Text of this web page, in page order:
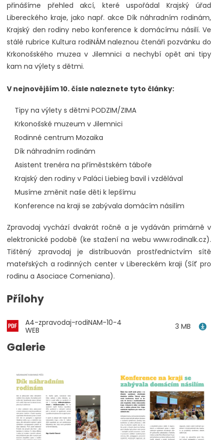
přinášíme přehled akcí, které uspořádal Krajský úřad
Libereckého kraje, jako např. akce Dík náhradním rodinám,
Krajský den rodiny nebo konference k domácímu násilí. Ve
stálé rubrice Kultura rodiNÁM naleznou čtenáři pozvánku do
Krkonošského muzea v Jilemnici a nechybí opět ani tipy
kam na výlety s dětmi.
V nejnovějším 10. čísle naleznete tyto články:
Tipy na výlety s dětmi PODZIM/ZIMA
Krkonošské muzeum v Jilemnici
Rodinné centrum Mozaika
Dík náhradním rodinám
Asistent trenéra na příměstském táboře
Krajský den rodiny v Paláci Liebieg bavil i vzdělával
Musíme změnit naše děti k lepšímu
Konference na kraji se zabývala domácím násilím
Zpravodaj vychází dvakrát ročně a je vydáván primárně v
elektronické podobě (ke stažení na webu www.rodinalk.cz).
Tištěný zpravodaj je distribuován prostřednictvím sítě
mateřských a rodinných center v Libereckém kraji (Síť pro
rodinu a Asociace Comeniana).
Přílohy
A4-zpravodaj-rodiNAM-10-4
WEB
3 MB
Galerie